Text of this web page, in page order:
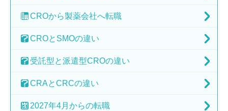
CROから製薬会社へ転職
CROとSMOの違い
受託型と派遣型CROの違い
CRAとCRCの違い
2027年4月からの転職